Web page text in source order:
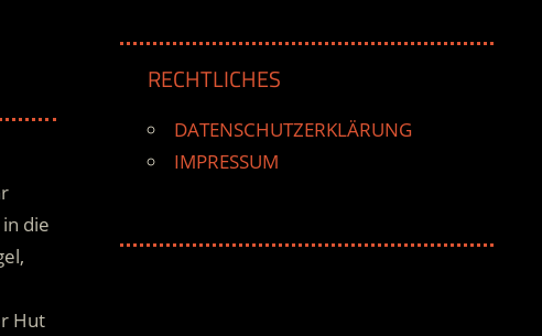
die
Hut
RECHTLICHES
DATENSCHUTZERKLÄRUNG
IMPRESSUM